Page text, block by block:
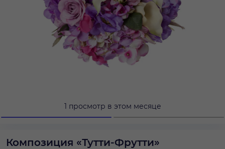
1 просмотр в этом месяце
Композиция «Тутти-Фрутти»